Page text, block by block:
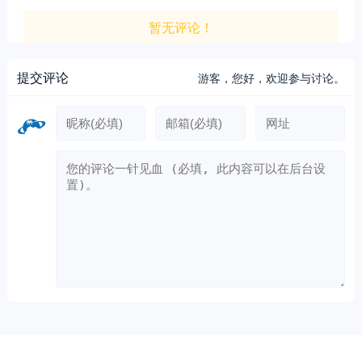
暂无评论！
提交评论 游客，您好，欢迎参与讨论。